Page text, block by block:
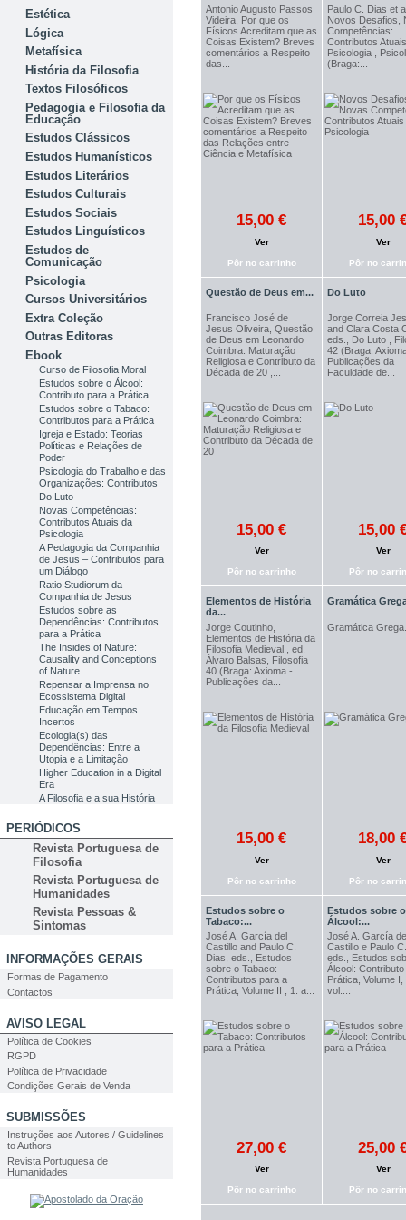
Estética
Lógica
Metafísica
História da Filosofia
Textos Filosóficos
Pedagogia e Filosofia da
Educação
Estudos Clássicos
Estudos Humanísticos
Estudos Literários
Estudos Culturais
Estudos Sociais
Estudos Linguísticos
Estudos de
Comunicação
Psicologia
Cursos Universitários
Extra Coleção
Outras Editoras
Ebook
Curso de Filosofia Moral
Estudos sobre o Álcool:
Contributo para a Prática
Estudos sobre o Tabaco:
Contributos para a Prática
Igreja e Estado: Teorias
Políticas e Relações de
Poder
Psicologia do Trabalho e das
Organizações: Contributos
Do Luto
Novas Competências:
Contributos Atuais da
Psicologia
A Pedagogia da Companhia
de Jesus – Contributos para
um Diálogo
Ratio Studiorum da
Companhia de Jesus
Estudos sobre as
Dependências: Contributos
para a Prática
The Insides of Nature:
Causality and Conceptions
of Nature
Repensar a Imprensa no
Ecossistema Digital
Educação em Tempos
Incertos
Ecologia(s) das
Dependências: Entre a
Utopia e a Limitação
Higher Education in a Digital
Era
A Filosofia e a sua História
PERIÓDICOS
Revista Portuguesa de
Filosofia
Revista Portuguesa de
Humanidades
Revista Pessoas &
Sintomas
INFORMAÇÕES GERAIS
Formas de Pagamento
Contactos
AVISO LEGAL
Política de Cookies
RGPD
Política de Privacidade
Condições Gerais de Venda
SUBMISSÕES
Instruções aos Autores / Guidelines
to Authors
Revista Portuguesa de
Humanidades
Antonio Augusto Passos
Videira, Por que os
Físicos Acreditam que as
Coisas Existem? Breves
comentários a Respeito
das...
15,00 €
Ver
Pôr no carrinho
Paulo C. Dias et
Novos Desafios,
Competências:
Contributos
Psicologia ,
(Braga:...
15,00
Ver
Pôr no
Questão de Deus em...
Francisco José de
Jesus Oliveira, Questão
de Deus em Leonardo
Coimbra: Maturação
Religiosa e Contributo da
Década de 20 ,...
15,00 €
Ver
Pôr no carrinho
Do Luto
Jorge Correia
and Clara Costa
eds., Do Luto ,
42 (Braga:
Publicações da
Faculdade de...
15,00
Ver
Pôr no
Elementos de História
da...
Jorge Coutinho,
Elementos de História da
Filosofia Medieval , ed.
Álvaro Balsas, Filosofia
40 (Braga: Axioma -
Publicações da...
15,00 €
Ver
Pôr no carrinho
Gramática
Gramática Grega.
18,00
Ver
Pôr no
Estudos sobre o
Tabaco:...
José A. García del
Castillo and Paulo C.
Dias, eds., Estudos
sobre o Tabaco:
Contributos para a
Prática, Volume II , 1. a...
27,00 €
Ver
Pôr no carrinho
Estudos sobre o
Álcool:...
José A. García
Castillo e Paulo
eds., Estudos
Álcool:
Prática, Volume
vol....
25,00
Ver
Pôr no